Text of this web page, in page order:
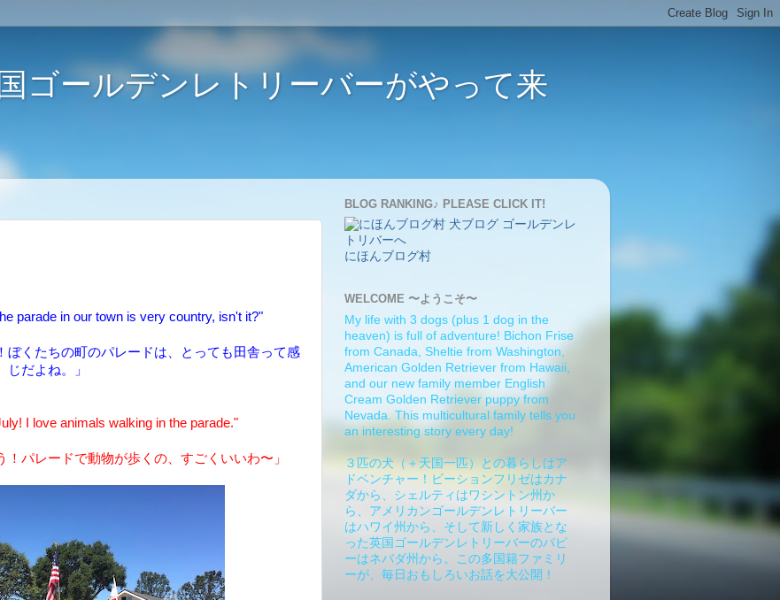
ゴールデンレトリーバーがやって来
parade in our town is very country, isn't it?"
ぼくたちの町のパレードは、とっても田舎って感
じだよね。」
I love animals walking in the parade."
パレードで動物が歩くの、すごくいいわ〜」
BLOG RANKING♪ PLEASE CLICK IT!
にほんブログ村
WELCOME 〜ようこそ〜
My life with 3 dogs (plus 1 dog in the
heaven) is full of adventure! Bichon Frise
from Canada, Sheltie from Washington,
American Golden Retriever from Hawaii,
and our new family member English
Cream Golden Retriever puppy from
Nevada. This multicultural family tells you
an interesting story every day!
３匹の犬（＋天国一匹）との暮らしはア
ドベンチャー！ビーションフリゼはカナ
ダから、シェルティはワシントン州か
ら、アメリカンゴールデンレトリーバー
はハワイ州から、そして新しく家族とな
った英国ゴールデンレトリーバーのパピ
ーはネバダ州から。この多国籍ファミリ
ーが、毎日おもしろいお話を大公開！